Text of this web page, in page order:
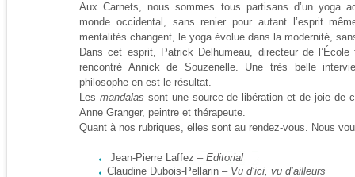
Aux Carnets, nous sommes tous partisans d’un yoga
monde occidental, sans renier pour autant l’esprit
mentalités changent, le yoga évolue dans la modernité,
Dans cet esprit, Patrick Delhumeau, directeur de
rencontré Annick de Souzenelle. Une très belle
philosophe en est le résultat.
Les mandalas sont une source de libération et de joie de
Anne Granger, peintre et thérapeute.
Quant à nos rubriques, elles sont au rendez-vous. Nous
Jean-Pierre Laffez – Editorial
Claudine Dubois-Pellarin – Vu d’ici, vu d’ailleurs